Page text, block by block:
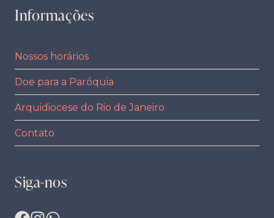
Informações
Nossos horários
Doe para a Paróquia
Arquidiocese do Rio de Janeiro
Contato
Siga-nos